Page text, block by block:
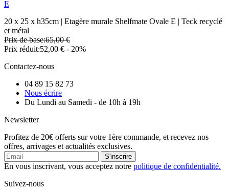
E
20 x 25 x h35cm | Etagère murale Shelfmate Ovale E | Teck recyclé
et métal
Prix de base:65,00 €
Prix réduit:52,00 € - 20%
Contactez-nous
04 89 15 82 73
Nous écrire
Du Lundi au Samedi - de 10h à 19h
Newsletter
Profitez de 20€ offerts sur votre 1ère commande, et recevez nos
offres, arrivages et actualités exclusives.
S'inscrire
En vous inscrivant, vous acceptez notre politique de confidentialité.
Suivez-nous